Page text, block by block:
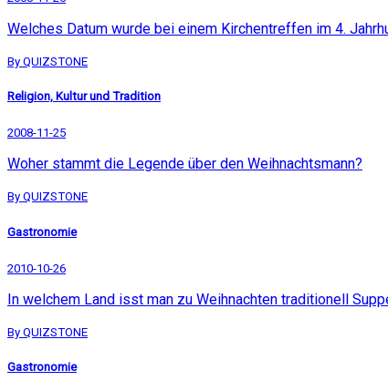
Welches Datum wurde bei einem Kirchentreffen im 4.
By QUIZSTONE
Religion, Kultur und Tradition
2008-11-25
Woher stammt die Legende über den Weihnachtsmann?
By QUIZSTONE
Gastronomie
2010-10-26
In welchem Land isst man zu Weihnachten traditionell
By QUIZSTONE
Gastronomie